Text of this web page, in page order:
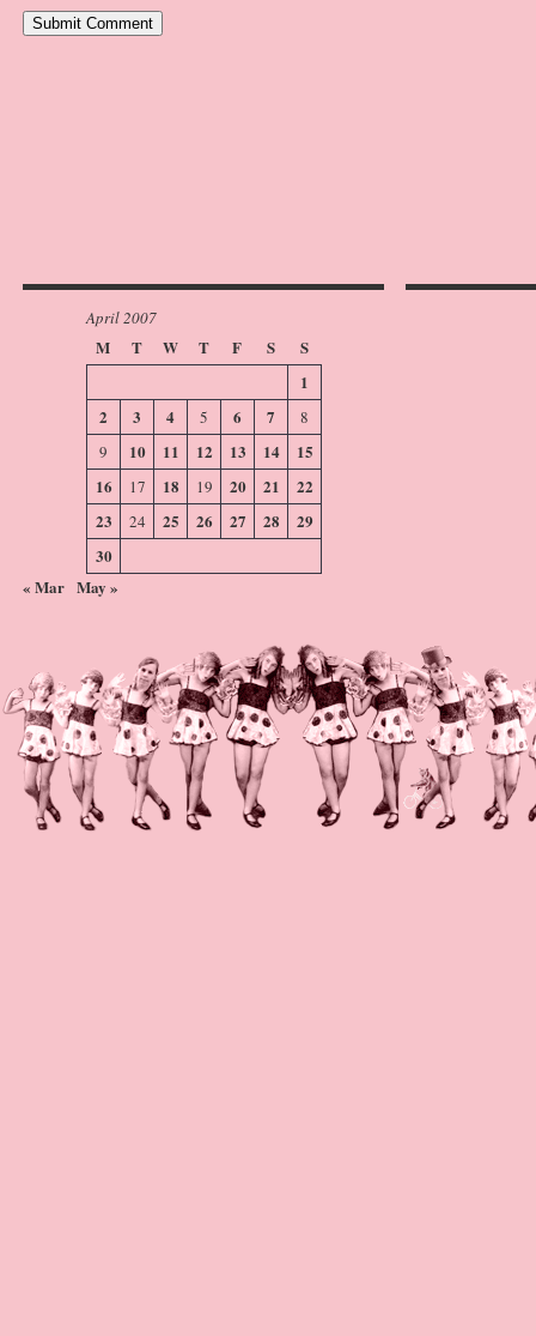
April 2007
M T W T F S
S
1
2
3 4 5 6 7
8
9
10 11 12 13 14
15
16
17 18 19 20 21
22
23
24 25 26 27 28
29
30
« Mar May »